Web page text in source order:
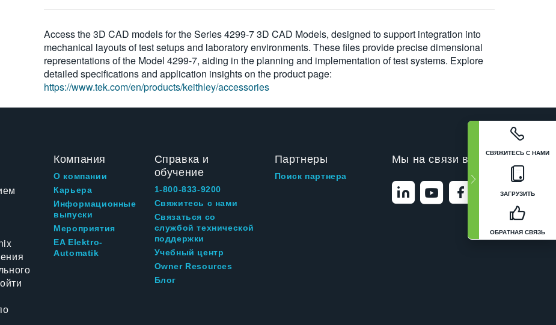
СВЯЖИТЕСЬ С НАМИ
ЗАГРУЗИТЬ
ОБРАТНАЯ СВЯЗЬ
Access the 3D CAD models for the Series 4299-7 3D CAD Models, designed to support integration into
mechanical layouts of test setups and laboratory environments. These files provide precise dimensional
representations of the Model 4299-7, aiding in the planning and implementation of test systems. Explore
detailed specifications and application insights on the product page:
https://www.tek.com/en/products/keithley/accessories
Компания
О компании
Карьера
Информационные
выпуски
Мероприятия
EA Elektro-
Automatik
Справка и
обучение
1-800-833-9200
Свяжитесь с нами
Связаться со
службой технической
поддержки
Учебный центр
Owner Resources
Блог
Партнеры
Поиск партнера
Мы на связи в